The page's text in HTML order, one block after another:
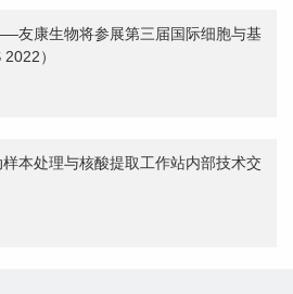
友康生物将参展第三届国际细胞与基
）
本处理与核酸提取工作站内部技术交